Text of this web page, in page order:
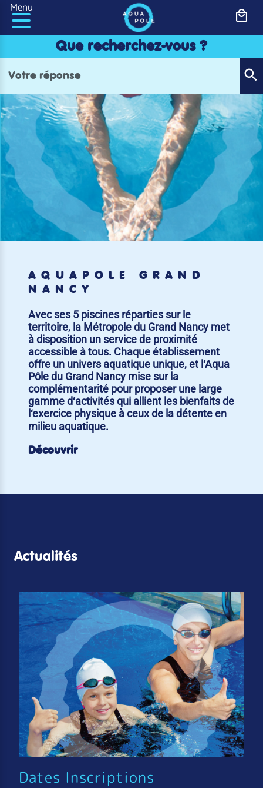
Panneau de gestion des cookies
Menu
Que recherchez-vous ?
AQUAPÔLE GRAND
NANCY
Avec ses 5 piscines réparties sur le
territoire, la Métropole du Grand Nancy met
à disposition un service de proximité
accessible à tous. Chaque établissement
offre un univers aquatique unique, et l‘Aqua
Pôle du Grand Nancy mise sur la
complémentarité pour proposer une large
gamme d‘activités qui allient les bienfaits de
l‘exercice physique à ceux de la détente en
milieu aquatique.
Découvrir
Actualités
Dates Inscriptions